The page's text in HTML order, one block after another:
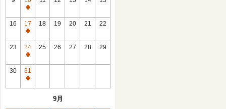
日
休
館
日
16
17
休
館
日
18 19 20 21 22
23
24
休
館
日
25 26 27 28 29
30
31
休
9月